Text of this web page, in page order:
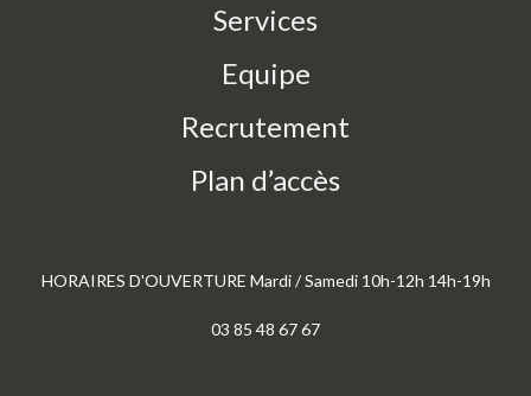
Services
Equipe
Recrutement
Plan d’accès
HORAIRES D'OUVERTURE Mardi / Samedi 10h-12h 14h-19h
03 85 48 67 67